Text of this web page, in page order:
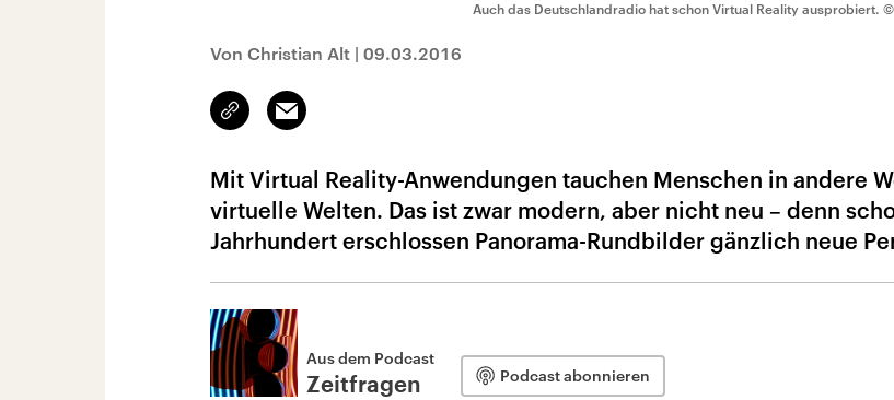
Auch das Deutschlandradio hat schon Virtual Reality ausprobiert. ©
Von Christian Alt | 09.03.2016
Link
kopieren/teilen
Email
Mit Virtual Reality-Anwendungen tauchen Menschen in andere
virtuelle Welten. Das ist zwar modern, aber nicht neu – denn
Jahrhundert erschlossen Panorama-Rundbilder gänzlich neue
Aus dem Podcast
Zeitfragen Podcast abonnieren